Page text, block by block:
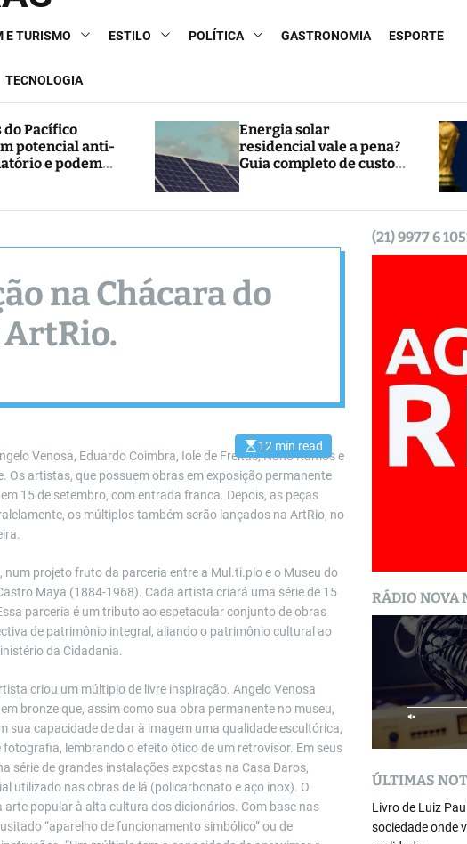
E TURISMO ESTILO POLÍTICA GASTRONOMIA ESPORTE
TECNOLOGIA
do Pacífico
potencial anti-
e podem
para
Energia solar
residencial vale a pena?
Guia completo de custos
na Chácara do
ArtRio.
E
s
t
m
a
e
a
d
t
i
m
12 min read
Venosa, Eduardo Coimbra, Iole de Freitas, Nuno Ramos e
Os artistas, que possuem obras em exposição permanente
15 de setembro, com entrada franca. Depois, as peças
os múltiplos também serão lançados na ArtRio, no
projeto fruto da parceria entre a Mul.ti.plo e o Museu do
Maya (1884-1968). Cada artista criará uma série de 15
parceria é um tributo ao espetacular conjunto de obras
de patrimônio integral, aliando o patrimônio cultural ao
da Cidadania.
criou um múltiplo de livre inspiração. Angelo Venosa
bronze que, assim como sua obra permanente no museu,
sua capacidade de dar à imagem uma qualidade escultórica,
lembrando o efeito ótico de um retrovisor. Em seus
série de grandes instalações expostas na Casa Daros,
utilizado nas obras de lá (policarbonato e aço inox). O
popular à alta cultura dos dicionários. Com base nas
“aparelho de funcionamento simbólico” ou de
(21) 9977 6
RÁDIO NOVA
ÚLTIMAS
Livro de Luiz
sociedade onde